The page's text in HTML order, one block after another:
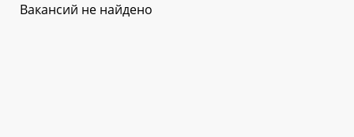
Вакансий не найдено